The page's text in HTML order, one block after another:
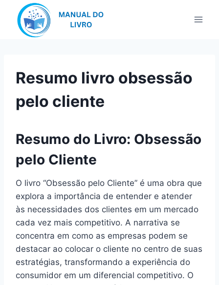
Resumo livro obsessão
pelo cliente
Resumo do Livro: Obsessão
pelo Cliente
O livro “Obsessão pelo Cliente” é uma obra que
explora a importância de entender e atender
às necessidades dos clientes em um mercado
cada vez mais competitivo. A narrativa se
concentra em como as empresas podem se
destacar ao colocar o cliente no centro de suas
estratégias, transformando a experiência do
consumidor em um diferencial competitivo. O